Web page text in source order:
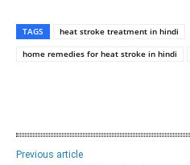
TAGS
heat stroke treatment in hindi
home remedies for heat stroke in hindi
Previous article